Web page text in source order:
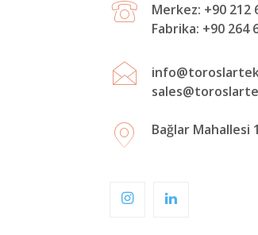
Merkez: +90 212
Fabrika: +90 264
Bağlar Mahallesi